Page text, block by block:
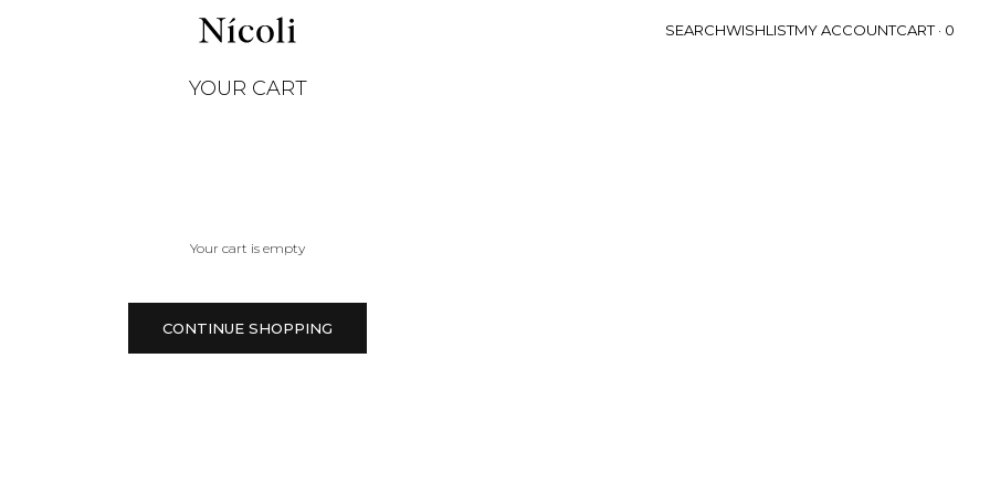
YOUR CART
Your cart is empty
SEARCHWISHLISTMY ACCOUNTCART · 0